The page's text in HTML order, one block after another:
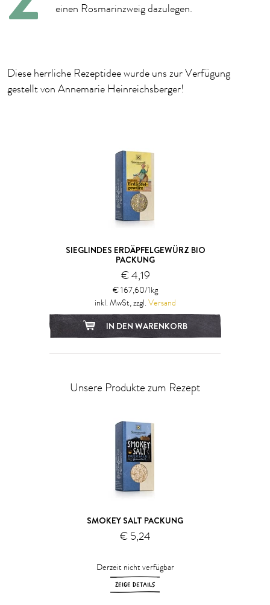
einen Rosmarinzweig dazulegen.
Diese herrliche Rezeptidee wurde uns zur Verfügung
gestellt von Annemarie Heinreichsberger!
SIEGLINDES ERDÄPFELGEWÜRZ BIO
PACKUNG
€ 4,19
€ 167,60/1kg
inkl. MwSt, zzgl. Versand
IN DEN WARENKORB
Unsere Produkte zum Rezept
SMOKEY SALT PACKUNG
€ 5,24
Derzeit nicht verfügbar
ZEIGE DETAILS